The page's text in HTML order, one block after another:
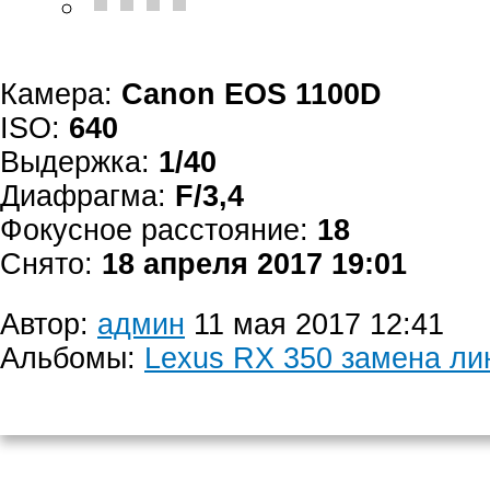
Камера: Canon EOS 1100D
ISO: 640
Выдержка: 1/40
Диафрагма: F/3,4
Фокусное расстояние: 18
Снято: 18 апреля 2017 19:01
Автор: админ 11 мая 2017 12:41
Альбомы: Lexus RX 350 замена